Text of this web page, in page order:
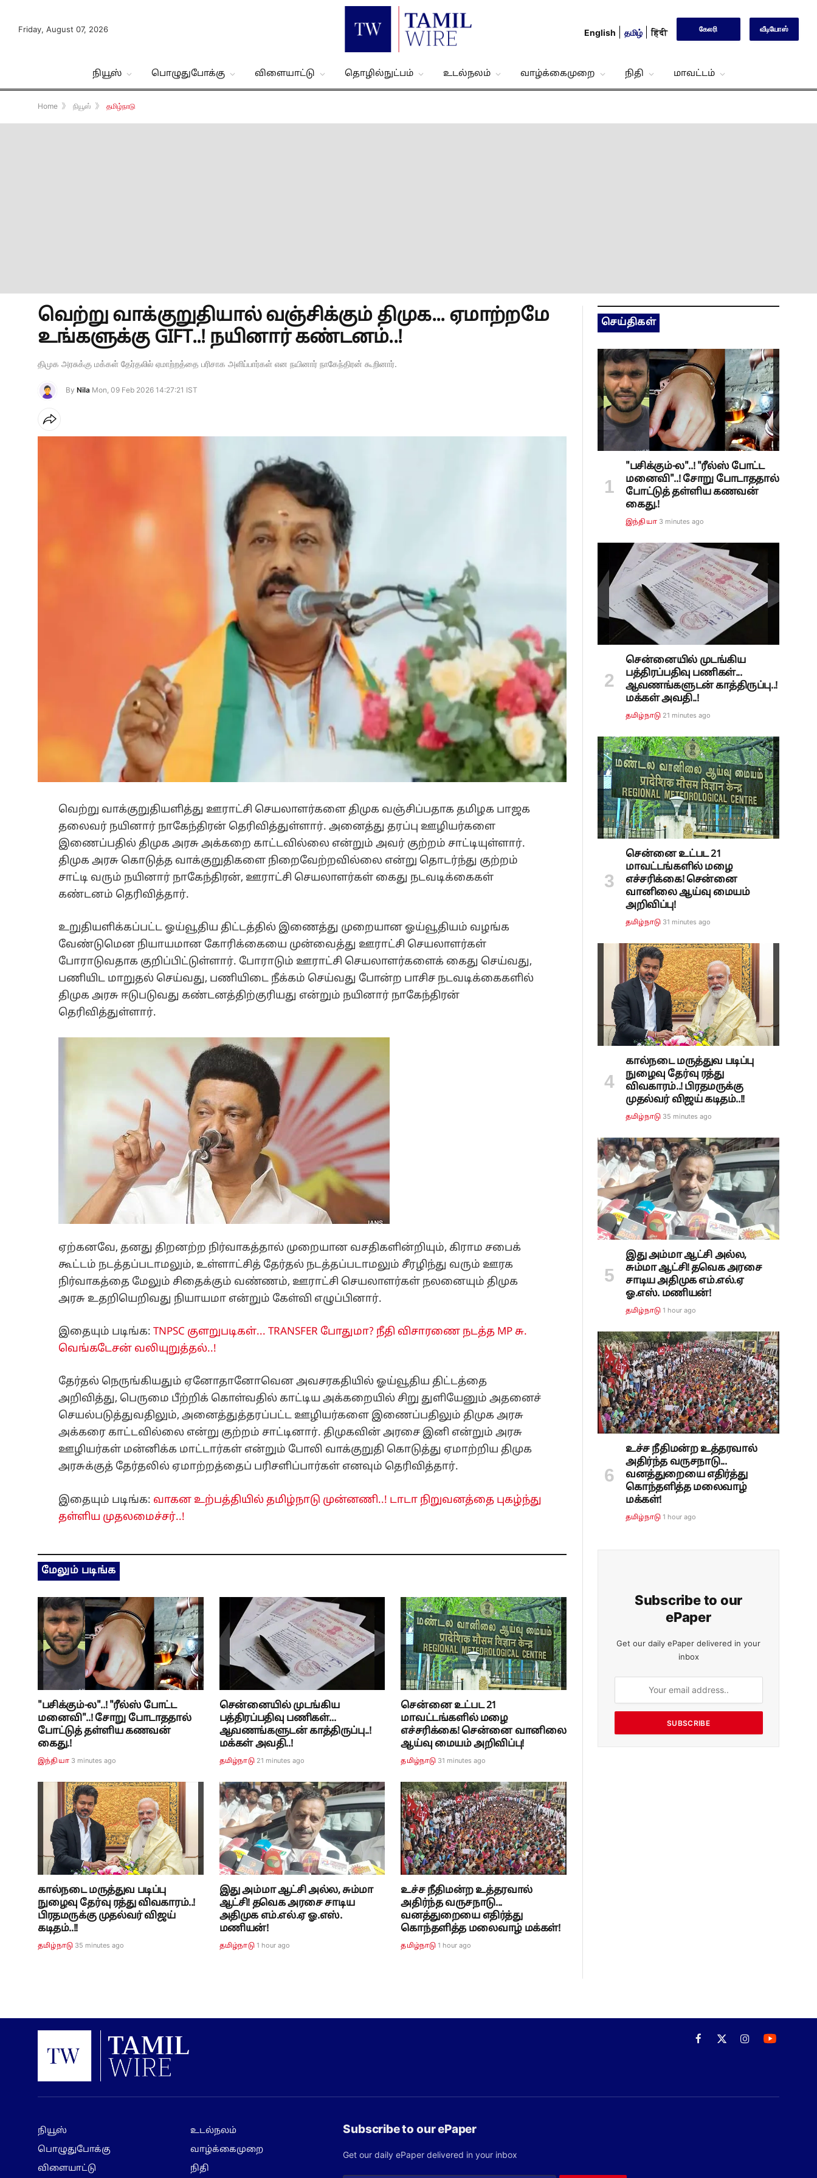
Friday, August 07, 2026 English தமிழ் हिंदी கேலரி வீடியோஸ்
நியூஸ் பொழுதுபோக்கு விளையாட்டு தொழில்நுட்பம் உடல்நலம் வாழ்க்கைமுறை நிதி மாவட்டம்
Home 》 நியூஸ் 》 தமிழ்நாடு
வெற்று வாக்குறுதியால் வஞ்சிக்கும் திமுக... ஏமாற்றமே
உங்களுக்கு GIFT..! நயினார் கண்டனம்..!
திமுக அரசுக்கு மக்கள் தேர்தலில் ஏமாற்றத்தை பரிசாக அளிப்பார்கள் என நயினார் நாகேந்திரன் கூறினார்.
By Nila Mon, 09 Feb 2026 14:27:21 IST
வெற்று வாக்குறுதியளித்து ஊராட்சி செயலாளர்களை திமுக வஞ்சிப்பதாக தமிழக பாஜக
தலைவர் நயினார் நாகேந்திரன் தெரிவித்துள்ளார். அனைத்து தரப்பு ஊழியர்களை
இணைப்பதில் திமுக அரசு அக்கறை காட்டவில்லை என்றும் அவர் குற்றம் சாட்டியுள்ளார்.
திமுக அரசு கொடுத்த வாக்குறுதிகளை நிறைவேற்றவில்லை என்று தொடர்ந்து குற்றம்
சாட்டி வரும் நயினார் நாகேந்திரன், ஊராட்சி செயலாளர்கள் கைது நடவடிக்கைகள்
கண்டனம் தெரிவித்தார்.
உறுதியளிக்கப்பட்ட ஓய்வூதிய திட்டத்தில் இணைத்து முறையான ஓய்வூதியம் வழங்க
வேண்டுமென நியாயமான கோரிக்கையை முன்வைத்து ஊராட்சி செயலாளர்கள்
போராடுவதாக குறிப்பிட்டுள்ளார். போராடும் ஊராட்சி செயலாளர்களைக் கைது செய்வது,
பணியிட மாறுதல் செய்வது, பணியிடை நீக்கம் செய்வது போன்ற பாசிச நடவடிக்கைகளில்
திமுக அரசு ஈடுபடுவது கண்டனத்திற்குரியது என்றும் நயினார் நாகேந்திரன்
தெரிவித்துள்ளார்.
ஏற்கனவே, தனது திறனற்ற நிர்வாகத்தால் முறையான வசதிகளின்றியும், கிராம சபைக்
கூட்டம் நடத்தப்படாமலும், உள்ளாட்சித் தேர்தல் நடத்தப்படாமலும் சீரழிந்து வரும் ஊரக
நிர்வாகத்தை மேலும் சிதைக்கும் வண்ணம், ஊராட்சி செயலாளர்கள் நலனையும் திமுக
அரசு உதறியெறிவது நியாயமா என்றும் கேள்வி எழுப்பினார்.
இதையும் படிங்க:TNPSC குளறுபடிகள்... TRANSFER போதுமா? நீதி விசாரணை நடத்த MP சு.
வெங்கடேசன் வலியுறுத்தல்..!
தேர்தல் நெருங்கியதும் ஏனோதானோவென அவசரகதியில் ஓய்வூதிய திட்டத்தை
அறிவித்து, பெருமை பீற்றிக் கொள்வதில் காட்டிய அக்கறையில் சிறு துளியேனும் அதனைச்
செயல்படுத்துவதிலும், அனைத்துத்தரப்பட்ட ஊழியர்களை இணைப்பதிலும் திமுக அரசு
அக்கரை காட்டவில்லை என்று குற்றம் சாட்டினார். திமுகவின் அரசை இனி என்றும் அரசு
ஊழியர்கள் மன்னிக்க மாட்டார்கள் என்றும் போலி வாக்குறுதி கொடுத்து ஏமாற்றிய திமுக
அரசுக்குத் தேர்தலில் ஏமாற்றத்தைப் பரிசளிப்பார்கள் எனவும் தெரிவித்தார்.
இதையும் படிங்க: வாகன உற்பத்தியில் தமிழ்நாடு முன்னணி..! டாடா நிறுவனத்தை புகழ்ந்து
தள்ளிய முதலமைச்சர்..!
மேலும் படிங்க
"பசிக்கும்-ல"..! "ரீல்ஸ் போட்ட
மனைவி"..! சோறு போடாததால்
போட்டுத் தள்ளிய கணவன்
கைது.!
இந்தியா 3 minutes ago
சென்னையில் முடங்கிய
பத்திரப்பதிவு பணிகள்...
ஆவணங்களுடன் காத்திருப்பு..!
மக்கள் அவதி..!
தமிழ்நாடு 21 minutes ago
சென்னை உட்பட 21
மாவட்டங்களில் மழை
எச்சரிக்கை! சென்னை வானிலை
ஆய்வு மையம் அறிவிப்பு!
தமிழ்நாடு 31 minutes ago
கால்நடை மருத்துவ படிப்பு
நுழைவு தேர்வு ரத்து விவகாரம்..!
பிரதமருக்கு முதல்வர் விஜய்
கடிதம்..!!
தமிழ்நாடு 35 minutes ago
இது அம்மா ஆட்சி அல்ல, சும்மா
ஆட்சி! தவெக அரசை சாடிய
அதிமுக எம்.எல்.ஏ ஓ.எஸ்.
மணியன்!
தமிழ்நாடு 1 hour ago
உச்ச நீதிமன்ற உத்தரவால்
அதிர்ந்த வருசநாடு...
வனத்துறையை எதிர்த்து
கொந்தளித்த மலைவாழ் மக்கள்!
தமிழ்நாடு 1 hour ago
செய்திகள்
"பசிக்கும்-ல"..! "ரீல்ஸ் போட்ட
மனைவி"..! சோறு போடாததால்
போட்டுத் தள்ளிய கணவன்
கைது.!
இந்தியா 3 minutes ago
சென்னையில் முடங்கிய
பத்திரப்பதிவு பணிகள்...
ஆவணங்களுடன் காத்திருப்பு..!
மக்கள் அவதி..!
தமிழ்நாடு 21 minutes ago
சென்னை உட்பட 21
மாவட்டங்களில் மழை
எச்சரிக்கை! சென்னை
வானிலை ஆய்வு மையம்
அறிவிப்பு!
தமிழ்நாடு 31 minutes ago
கால்நடை மருத்துவ படிப்பு
நுழைவு தேர்வு ரத்து
விவகாரம்..! பிரதமருக்கு
முதல்வர் விஜய் கடிதம்..!!
தமிழ்நாடு 35 minutes ago
இது அம்மா ஆட்சி அல்ல,
சும்மா ஆட்சி! தவெக அரசை
சாடிய அதிமுக எம்.எல்.ஏ
ஓ.எஸ். மணியன்!
தமிழ்நாடு 1 hour ago
உச்ச நீதிமன்ற உத்தரவால்
அதிர்ந்த வருசநாடு...
வனத்துறையை எதிர்த்து
கொந்தளித்த மலைவாழ்
மக்கள்!
தமிழ்நாடு 1 hour ago
Subscribe to our
ePaper
Get our daily ePaper delivered in your
inbox
SUBSCRIBE
Facebook
X
Instagram
நியூஸ்
பொழுதுபோக்கு
விளையாட்டு
உடல்நலம்
வாழ்க்கைமுறை
நிதி
Subscribe to our ePaper
Get our daily ePaper delivered in your inbox